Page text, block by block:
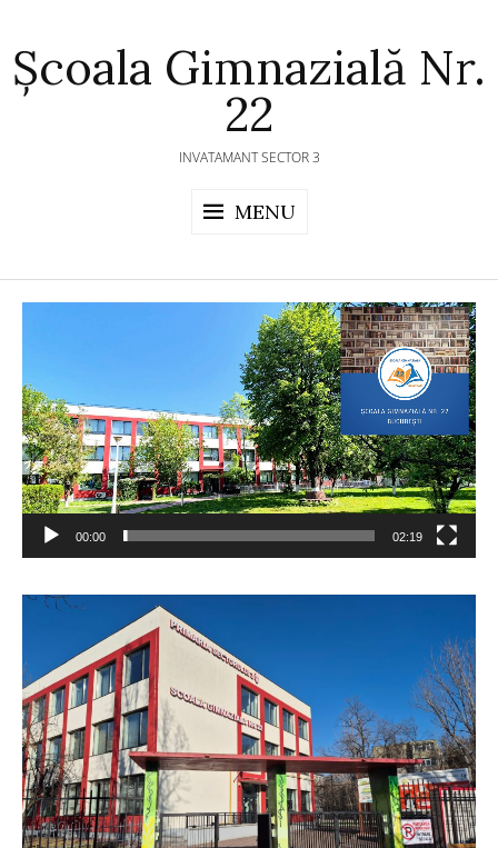
content
Școala Gimnazială Nr.
22
INVATAMANT SECTOR 3
MENU
00:00 02:19